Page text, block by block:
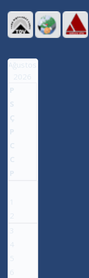
Ağustos
2026
P
S
Ç
P
C
C
P
1
2
3
4
5
6